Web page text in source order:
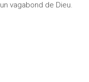
un vagabond de Dieu.